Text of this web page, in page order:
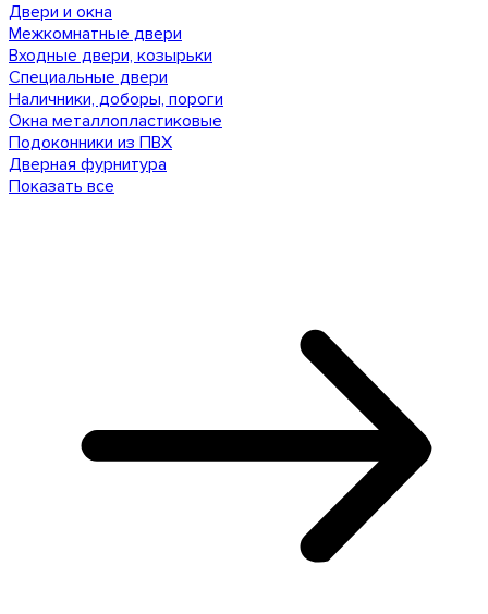
Двери и окна
Межкомнатные двери
Входные двери, козырьки
Специальные двери
Наличники, доборы, пороги
Окна металлопластиковые
Подоконники из ПВХ
Дверная фурнитура
Показать все